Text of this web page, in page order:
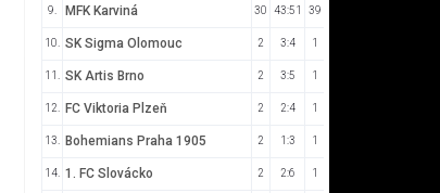
9. MFK Karviná 30 43:51 39
10. SK Sigma Olomouc 2 3:4 1
11. SK Artis Brno 2 3:5 1
12. FC Viktoria Plzeň 2 2:4 1
13. Bohemians Praha 1905 2 1:3 1
14. 1. FC Slovácko 2 2:6 1